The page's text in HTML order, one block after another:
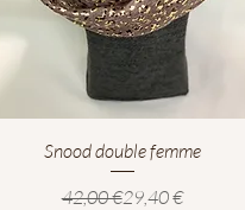
Aperçu rapide
Snood double femme
Prix original
42,00 €Prix promotionnel
29,40 €